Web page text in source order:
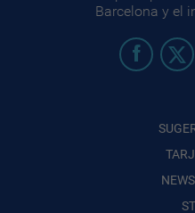
Barcelona y el